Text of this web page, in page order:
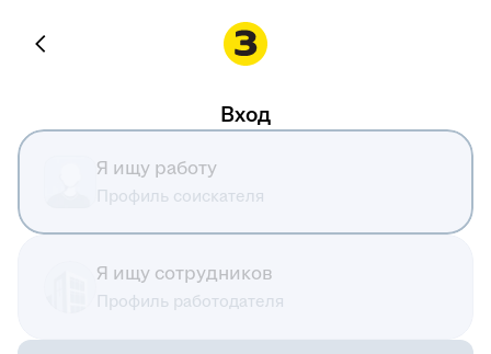
Вход
Я ищу работу
Профиль соискателя
Я ищу сотрудников
Профиль работодателя